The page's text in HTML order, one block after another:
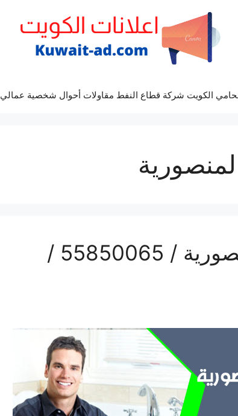
الكويت شركة قطاع النفط مقاولات أحوال شخصية عمالي
رقم هاتف فني صحي المنصورية / 55850065 /